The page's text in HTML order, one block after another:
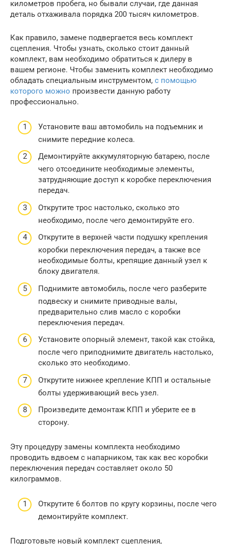
километров пробега, но бывали случаи, где данная
деталь отхаживала порядка 200 тысяч километров.
Как правило, замене подвергается весь комплект
сцепления. Чтобы узнать, сколько стоит данный
комплект, вам необходимо обратиться к дилеру в
вашем регионе. Чтобы заменить комплект необходимо
обладать специальным инструментом, с помощью
которого можно произвести данную работу
профессионально.
Установите ваш автомобиль на подъемник и
снимите передние колеса.
Демонтируйте аккумуляторную батарею, после
чего отсоедините необходимые элементы,
затрудняющие доступ к коробке переключения
передач.
Открутите трос настолько, сколько это
необходимо, после чего демонтируйте его.
Открутите в верхней части подушку крепления
коробки переключения передач, а также все
необходимые болты, крепящие данный узел к
блоку двигателя.
Поднимите автомобиль, после чего разберите
подвеску и снимите приводные валы,
предварительно слив масло с коробки
переключения передач.
Установите опорный элемент, такой как стойка,
после чего приподнимите двигатель настолько,
сколько это необходимо.
Открутите нижнее крепление КПП и остальные
болты удерживающий весь узел.
Произведите демонтаж КПП и уберите ее в
сторону.
Эту процедуру замены комплекта необходимо
проводить вдвоем с напарником, так как вес коробки
переключения передач составляет около 50
килограммов.
Открутите 6 болтов по кругу корзины, после чего
демонтируйте комплект.
Подготовьте новый комплект сцепления,